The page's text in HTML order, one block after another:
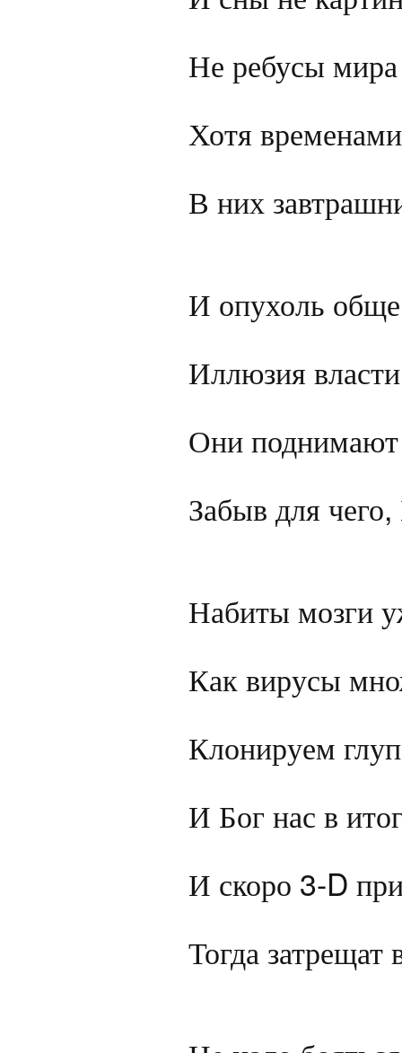
Не ребусы мира
Хотя
В них
И опухоль
Иллюзия
Они
Забыв для
Набиты мозги
Как вирусы
Клонируем
И Бог нас в
И скоро 3-D
Тогда